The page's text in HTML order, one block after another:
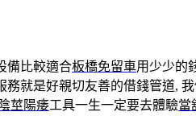
備比較適合板橋免留車用少少的
務就是好親切友善的借錢管道,
陰莖陽痿工具一生一定要去體驗當